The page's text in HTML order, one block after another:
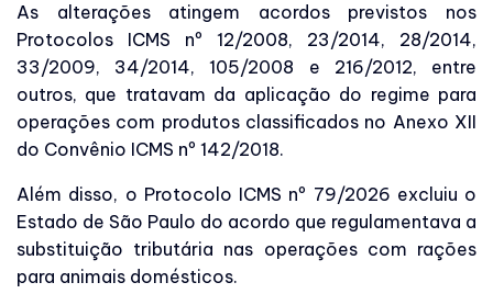
As alterações atingem acordos previstos nos
Protocolos ICMS nº 12/2008, 23/2014, 28/2014,
33/2009, 34/2014, 105/2008 e 216/2012, entre
outros, que tratavam da aplicação do regime para
operações com produtos classificados no Anexo XII
do Convênio ICMS nº 142/2018.
Além disso, o Protocolo ICMS nº 79/2026 excluiu o
Estado de São Paulo do acordo que regulamentava a
substituição tributária nas operações com rações
para animais domésticos.